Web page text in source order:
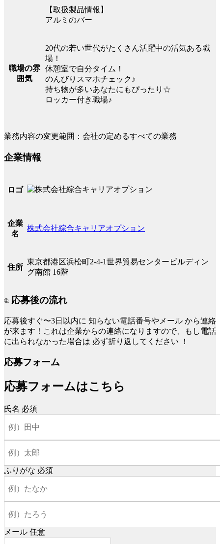
【取扱製品情報】
アルミのバー
職場の雰
囲気
20代の若い世代がたくさん活躍中の活気ある職
場！
休憩室で自分タイム！
のんびりスマホチェック♪
持ち物が多いあなたにもぴったり☆
ロッカー付き職場♪
業務内容の変更範囲：会社の定めるすべての業務
企業情報
ロゴ
企業
名
株式会社綜合キャリアオプション
住所
東京都港区浜松町2-4-1世界貿易センタービルディン
グ南館 16階
応募後の流れ
応募後すぐ〜3日以内に 知らない電話番号やメール から連絡
が来ます！これは企業からの連絡になりますので、もし電話
に出られなかった場合は 必ず折り返してください ！
応募フォーム
応募フォームはこちら
氏名 必須
ふりがな 必須
メール 任意